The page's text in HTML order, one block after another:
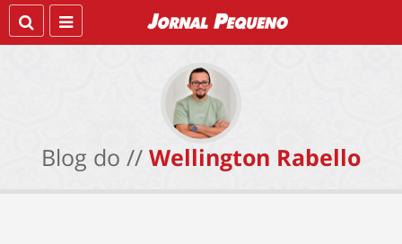
Blog do // Wellington Rabello